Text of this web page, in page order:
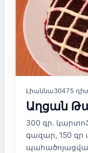
Լիաննա30475
Աղցան
300 գր.
գազար, 150